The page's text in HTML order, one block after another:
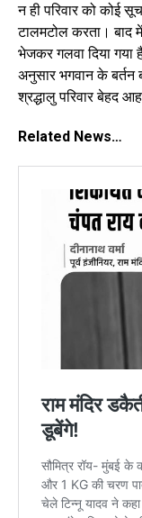
न ही परिवार को कोई
टालमटोल करता। बाद
भेजकर गलवा दिया
अनुसार भगवान के
श्रद्धालु परिवार बेहद
Related News…